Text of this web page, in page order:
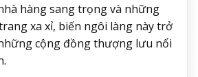
hàng sang trọng và những
xa xỉ, biến ngôi làng này trở
cộng đồng thượng lưu nổi